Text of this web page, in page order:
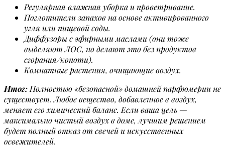
Регулярная влажная уборка и проветривание.
Поглотители запахов на основе активированного
угля или пищевой соды.
Диффузоры с эфирными маслами (они тоже
выделяют ЛОС, но делают это без продуктов
сгорания/копоти).
Комнатные растения, очищающие воздух.
Итог: Полностью «безопасной» домашней парфюмерии не
существует. Любое вещество, добавленное в воздух,
меняет его химический баланс. Если ваша цель —
максимально чистый воздух в доме, лучшим решением
будет полный отказ от свечей и искусственных
освежителей.